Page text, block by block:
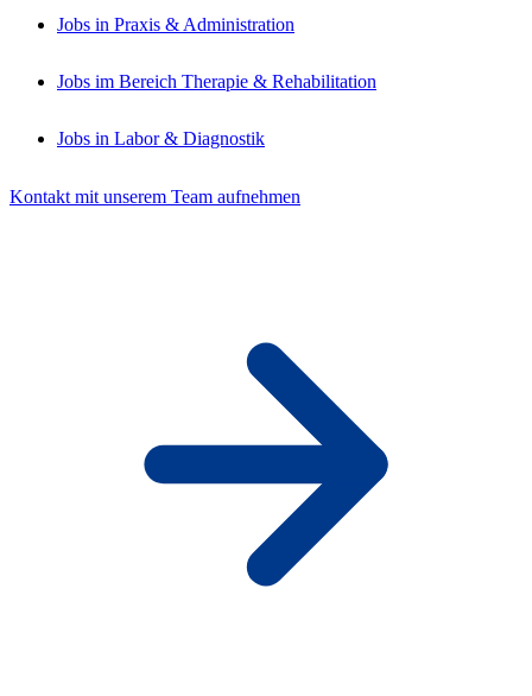
Jobs in Praxis & Administration
Jobs im Bereich Therapie & Rehabilitation
Jobs in Labor & Diagnostik
Kontakt mit unserem Team aufnehmen